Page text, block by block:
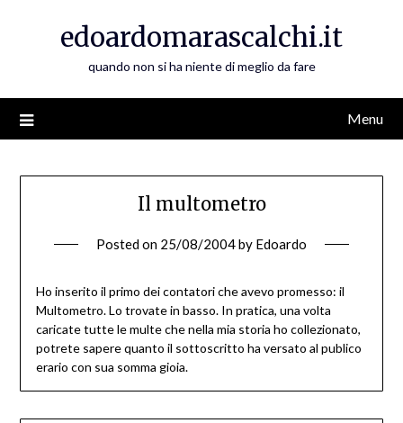
edoardomarascalchi.it
quando non si ha niente di meglio da fare
Menu
Il multometro
Posted on 25/08/2004by Edoardo
Ho inserito il primo dei contatori che avevo promesso: il
Multometro. Lo trovate in basso. In pratica, una volta
caricate tutte le multe che nella mia storia ho collezionato,
potrete sapere quanto il sottoscritto ha versato al publico
erario con sua somma gioia.